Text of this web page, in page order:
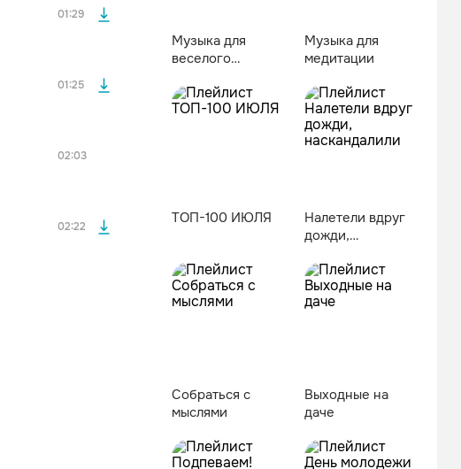
01:29
01:25
02:03
02:22
Музыка для
веселого
Музыка для
медитации
ТОП-100 ИЮЛЯ
Налетели вдруг
дожди,
Собраться с
мыслями
Выходные на
даче